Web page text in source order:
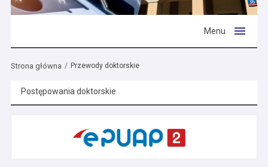
Menu
Strona główna Przewody doktorskie
Postępowania doktorskie